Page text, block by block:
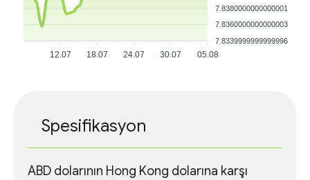
7.8380000000000001
7.8360000000000003
7.8339999999999996
12.07 18.07 24.07 30.07 05.08
Spesifikasyon
ABD dolarının Hong Kong dolarına karşı